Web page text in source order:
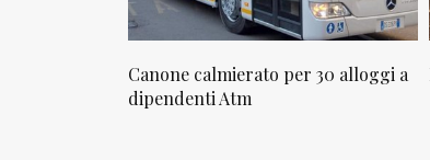
per 30 alloggi a NATUROPATIA IN BREVE 20/01